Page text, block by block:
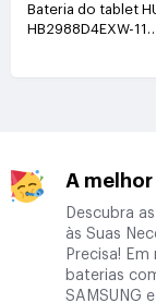
Bateria do tablet
HB2988D4EXW-11
A
Descubra
às Suas
Precisa!
baterias
SAMSUNG